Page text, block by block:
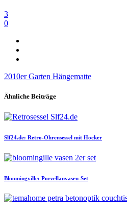
3
0
2010erGarten Hängematte
Ähnliche Beiträge
Slf24.de: Retro-Ohrensessel mit Hocker
Bloomingville: Porzellanvasen-Set